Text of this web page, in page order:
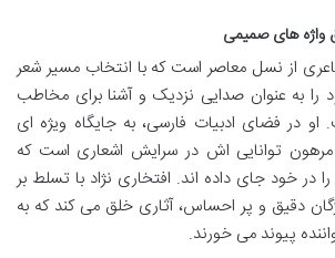
واژه های صمیمی
از نسل معاصر است که با انتخاب مسیر شعر
را به عنوان صدایی نزدیک و آشنا برای مخاطب
او در فضای ادبیات فارسی، به جایگاه ویژه ای
توانایی اش در سرایش اشعاری است که
در خود جای داده اند. افتخاری نژاد با تسلط بر
دقیق و پر احساس، آثاری خلق می کند که به
پیوند می خورند.